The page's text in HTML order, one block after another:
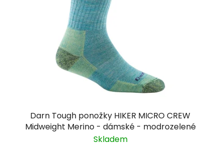
Darn Tough ponožky HIKER MICRO CREW
Midweight Merino - dámské - modrozelené
Skladem